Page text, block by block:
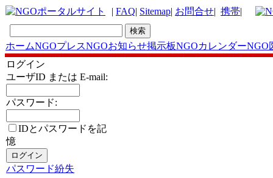
| FAQ| Sitemap| お問合せ| 携帯|
ホームNGOプレスNGOお知らせ掲示板NGOカレンダーNGO
ログイン
ユーザID または E-mail:
パスワード:
IDとパスワードを記
憶
パスワード紛失